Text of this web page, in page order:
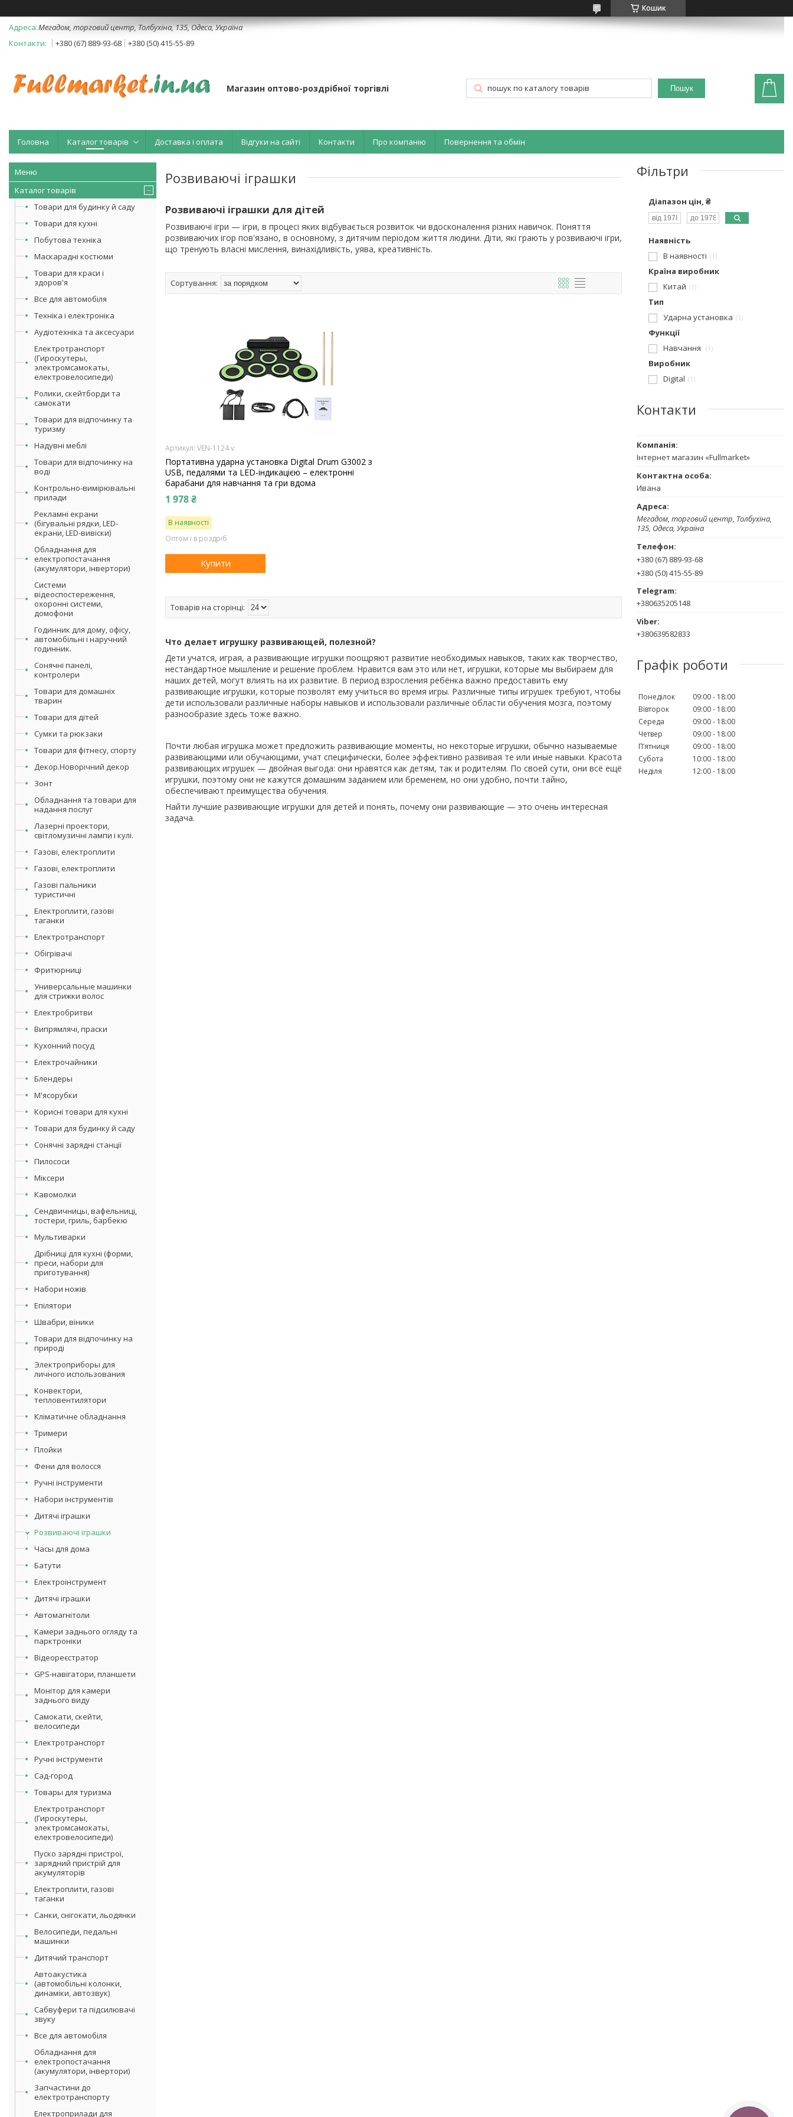
Кошик
Мегадом, торговий центр, Толбухіна, 135, Одеса, Україна
+380 (67) 889-93-68
+380 (50) 415-55-89
Магазин оптово-роздрібної торгівлі Пошук
Головна Каталог товарів Доставка і оплата Відгуки на сайті Контакти Про компанію Повернення та обмін
Каталог товарів
Товари для будинку й саду
Товари для кухні
Побутова техніка
Маскарадні костюми
Товари для краси і
здоров'я
Все для автомобіля
Техніка і електроніка
Аудіотехніка та аксесуари
Електротранспорт
(Гироскутеры,
электромсамокаты,
електровелосипеди)
Ролики, скейтборди та
самокати
Товари для відпочинку та
туризму
Надувні меблі
Товари для відпочинку на
воді
Контрольно-вимірювальні
прилади
Рекламні екрани
(бігувальні рядки, LED-
екрани, LED-вивіски)
Обладнання для
електропостачання
(акумулятори, інвертори)
Системи
відеоспостереження,
охоронні системи,
домофони
Годинник для дому, офісу,
автомобільні і наручний
годинник.
Сонячні панелі,
контролери
Товари для домашніх
тварин
Товари для дітей
Сумки та рюкзаки
Товари для фітнесу, спорту
Декор.Новорічний декор
Зонт
Обладнання та товари для
надання послуг
Лазерні проектори,
світломузичні лампи і кулі.
Газові, електроплити
Газові, електроплити
Газові пальники
туристичні
Електроплити, газові
таганки
Електротранспорт
Обігрівачі
Фритюрниці
Универсальные машинки
для стрижки волос
Електробритви
Випрямлячі, праски
Кухонний посуд
Електрочайники
Блендеры
М'ясорубки
Корисні товари для кухні
Товари для будинку й саду
Сонячні зарядні станції
Пилососи
Міксери
Кавомолки
Сендвичницы, вафельниці,
тостери, гриль, барбекю
Мультиварки
Дрібниці для кухні (форми,
преси, набори для
приготування)
Набори ножів
Епілятори
Швабри, віники
Товари для відпочинку на
природі
Электроприборы для
личного использования
Конвектори,
тепловентилятори
Кліматичне обладнання
Тримери
Плойки
Фени для волосся
Ручні інструменти
Набори інструментів
Дитячі іграшки
Розвиваючі іграшки
Часы для дома
Батути
Електроінструмент
Дитячі іграшки
Автомагнітоли
Камери заднього огляду та
парктроніки
Відеореєстратор
GPS-навігатори, планшети
Монітор для камери
заднього виду
Самокати, скейти,
велосипеди
Електротранспорт
Ручні інструменти
Сад-город
Товары для туризма
Електротранспорт
(Гироскутеры,
электромсамокаты,
електровелосипеди)
Пуско зарядні пристрої,
зарядний пристрій для
акумуляторів
Електроплити, газові
таганки
Санки, снігокати, льодянки
Велосипеди, педальні
машинки
Дитячий транспорт
Автоакустика
(автомобільні колонки,
динаміки, автозвук)
Сабвуфери та підсилювачі
звуку
Все для автомобіля
Обладнання для
електропостачання
(акумулятори, інвертори)
Запчастини до
електротранспорту
Електроприлади для
Розвиваючі іграшки
Розвиваючі іграшки для дітей
Розвиваючі ігри — ігри, в процесі яких відбувається розвиток чи вдосконалення різних навичок. Поняття
розвиваючих ігор пов'язано, в основному, з дитячим періодом життя людини. Діти, які грають у розвиваючі ігри,
що тренують власні мислення, винахідливість, уява, креативність.
VEN-1124 v
Портативна ударна установка Digital Drum G3002 з
USB, педалями та LED-індикацією – електронні
барабани для навчання та гри вдома
1 978 ₴
В наявності
Оптом і в роздріб
Купити
Что делает игрушку развивающей, полезной?
Дети учатся, играя, а развивающие игрушки поощряют развитие необходимых навыков, таких как творчество,
нестандартное мышление и решение проблем. Нравится вам это или нет, игрушки, которые мы выбираем для
наших детей, могут влиять на их развитие. В период взросления ребёнка важно предоставить ему
развивающие игрушки, которые позволят ему учиться во время игры. Различные типы игрушек требуют, чтобы
дети использовали различные наборы навыков и использовали различные области обучения мозга, поэтому
разнообразие здесь тоже важно.
Почти любая игрушка может предложить развивающие моменты, но некоторые игрушки, обычно называемые
развивающими или обучающими, учат специфически, более эффективно развивая те или иные навыки. Красота
развивающих игрушек — двойная выгода: они нравятся как детям, так и родителям. По своей сути, они всё ещё
игрушки, поэтому они не кажутся домашним заданием или бременем, но они удобно, почти тайно,
обеспечивают преимущества обучения.
Найти лучшие развивающие игрушки для детей и понять, почему они развивающие — это очень интересная
задача.
Фільтри
Діапазон цін, ₴
Наявність
В наявності
1
Країна виробник
Китай
1
Тип
Ударна установка
1
Функції
Навчання
1
Виробник
Digital
1
Контакти
Інтернет магазин «Fullmarket»
Ивана
Мегадом, торговий центр, Толбухіна,
135, Одеса, Україна
+380 (67) 889-93-68
+380 (50) 415-55-89
+380635205148
+380639582833
Графік роботи
Понеділок 09:00
18:00
Вівторок
09:00
18:00
Середа
09:00
18:00
Четвер
09:00
18:00
Пʼятниця
09:00
18:00
Субота
10:00
18:00
Неділя
12:00 18:00